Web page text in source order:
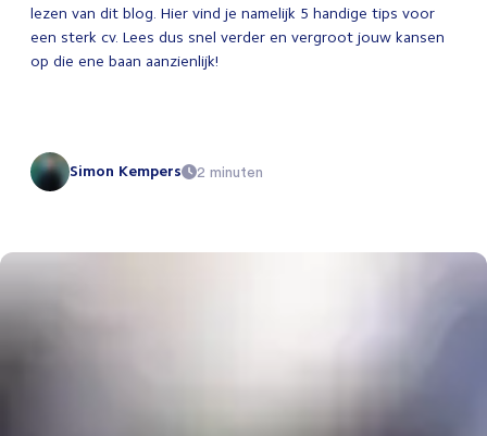
lezen van dit blog. Hier vind je namelijk 5 handige tips voor
een sterk cv. Lees dus snel verder en vergroot jouw kansen
op die ene baan aanzienlijk!
Simon Kempers 2 minuten